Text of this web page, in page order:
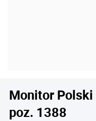
Monitor
poz. 1388